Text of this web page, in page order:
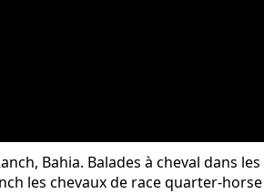
Bahia. Balades à cheval dans
les chevaux de race quarter-